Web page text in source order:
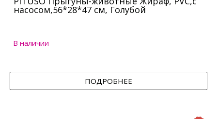
насосом,56*28*47 см, Голубой
В наличии
ПОДРОБНЕЕ